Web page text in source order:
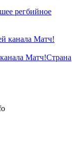
регбийное
Матч!Страна